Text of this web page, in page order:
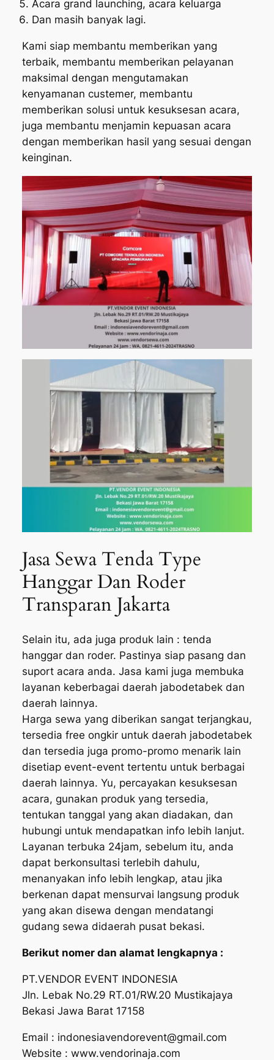
Acara grand launching, acara keluarga
Dan masih banyak lagi.
Kami siap membantu memberikan yang
terbaik, membantu memberikan pelayanan
maksimal dengan mengutamakan
kenyamanan custemer, membantu
memberikan solusi untuk kesuksesan acara,
juga membantu menjamin kepuasan acara
dengan memberikan hasil yang sesuai dengan
keinginan.
Jasa Sewa Tenda Type
Hanggar Dan Roder
Transparan Jakarta
Selain itu, ada juga produk lain : tenda
hanggar dan roder. Pastinya siap pasang dan
suport acara anda. Jasa kami juga membuka
layanan keberbagai daerah jabodetabek dan
daerah lainnya.
Harga sewa yang diberikan sangat terjangkau,
tersedia free ongkir untuk daerah jabodetabek
dan tersedia juga promo-promo menarik lain
disetiap event-event tertentu untuk berbagai
daerah lainnya. Yu, percayakan kesuksesan
acara, gunakan produk yang tersedia,
tentukan tanggal yang akan diadakan, dan
hubungi untuk mendapatkan info lebih lanjut.
Layanan terbuka 24jam, sebelum itu, anda
dapat berkonsultasi terlebih dahulu,
menanyakan info lebih lengkap, atau jika
berkenan dapat mensurvai langsung produk
yang akan disewa dengan mendatangi
gudang sewa didaerah pusat bekasi.
Berikut nomer dan alamat lengkapnya :
PT.VENDOR EVENT INDONESIA
Jln. Lebak No.29 RT.01/RW.20 Mustikajaya
Bekasi Jawa Barat 17158
Email : indonesiavendorevent@gmail.com
Website : www.vendorinaja.com